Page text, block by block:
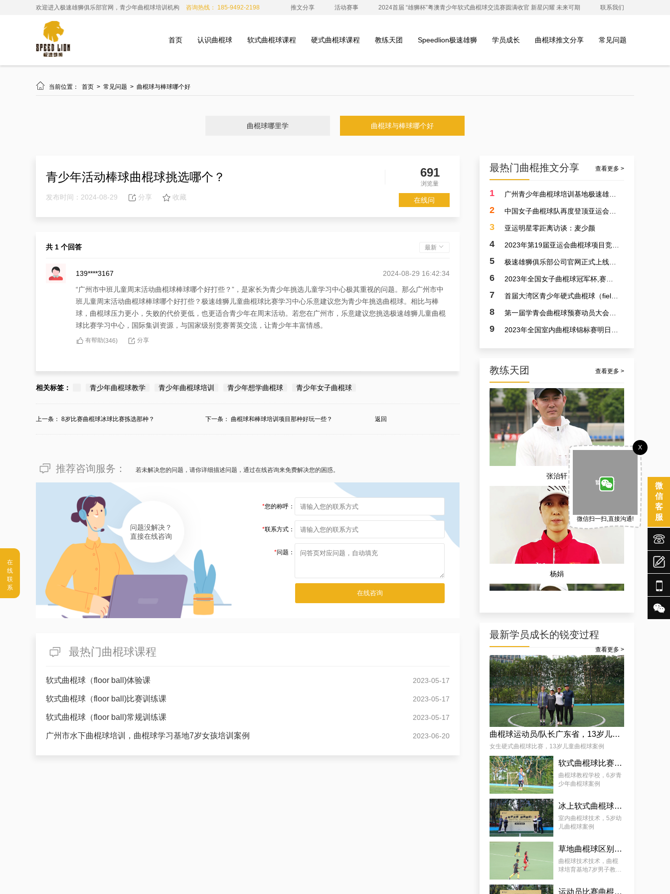
欢迎进入极速雄狮俱乐部官网，青少年曲棍球培训机构 咨询热线： 185-9492-2198 推文分享 活动赛事 2024首届 “雄狮杯”粤澳青少年软式曲棍球交流赛圆满收官 新星闪耀 未来可期 联系我们
首页 认识曲棍球 软式曲棍球课程 硬式曲棍球课程 教练天团 Speedlion极速雄狮 学员成长 曲棍球推文分享 常见问题
 当前位置： 首页 > 常见问题 > 曲棍球与棒球哪个好
曲棍球哪里学 曲棍球与棒球哪个好
青少年活动棒球曲棍球挑选哪个？ 691
浏览量
发布时间：2024-08-29 分享 收藏 在线问
共 1 个回答 最新
139****3167
2024-08-29 16:42:34
“广州市中班儿童周末活动曲棍球棒球哪个好打些？”，是家长为青少年挑选儿童学习中心极其重视的问题。那么广州市中
班儿童周末活动曲棍球棒球哪个好打些？极速雄狮儿童曲棍球比赛学习中心乐意建议您为青少年挑选曲棍球。相比与棒
球，曲棍球压力更小，失败的代价更低，也更适合青少年在周末活动。若您在广州市，乐意建议您挑选极速雄狮儿童曲棍
球比赛学习中心，国际集训资源，与国家级别竞赛菁英交流，让青少年丰富情感。
有帮助(346) 分享
相关标签： 青少年曲棍球教学 青少年曲棍球培训 青少年想学曲棍球 青少年女子曲棍球
上一条： 8岁比赛曲棍球冰球比赛拣选那种？ 下一条： 曲棍球和棒球培训项目那种好玩一些？ 返回
推荐咨询服务： 若未解决您的问题，请你详细描述问题，通过在线咨询来免费解决您的困惑。
问题没解决？
直接在线咨询
*您的称呼：
*联系方式：
*问题：
最热门曲棍球课程
软式曲棍球（floor ball)体验课 2023-05-17
软式曲棍球（floor ball)比赛训练课 2023-05-17
软式曲棍球（floor ball)常规训练课 2023-05-17
广州市水下曲棍球培训，曲棍球学习基地7岁女孩培训案例 2023-06-20
最热门曲棍推文分享 查看更多 >
1
2
3 亚运明星零距离访谈：麦少颜
4
5
6
7
8
9
教练天团 查看更多 >
张治轩
杨娟
麦少颜
最新学员成长的锐变过程
查看更多 >
曲棍球运动员/队长广东省，13岁儿童曲棍球案例
女生硬式曲棍球比赛，13岁儿童曲棍球案例
软式曲棍球比赛技巧，6岁青少年曲棍球教程案例
曲棍球教程学校，6岁青
少年曲棍球案例
冰上软式曲棍球，曲棍球教育基地5岁女孩教程案例
室内曲棍球技术，5岁幼
儿曲棍球案例
草地曲棍球区别，7岁幼儿曲棍球教学案例
曲棍球技术技术，曲棍
球培育基地7岁男子教学
运动员比赛曲棍球，9岁幼儿曲棍球案例
微
信
客
服
X
微信扫一扫,直接沟通!




